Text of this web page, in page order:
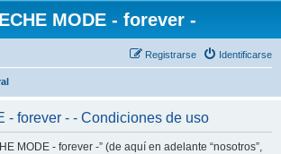
MODE - forever -
Identificarse
Registrarse
- forever - - Condiciones de uso
MODE - forever -” (de aquí en adelante “nosotros”,